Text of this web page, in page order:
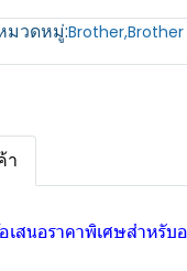
มวดหมู่:Brother,
า
เสนอราคาพิเศษสำหรับ